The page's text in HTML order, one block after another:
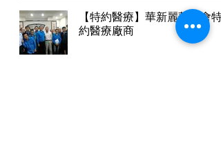
【特約醫療】華新麗華工會特
約醫療廠商